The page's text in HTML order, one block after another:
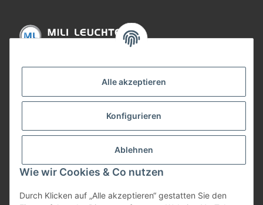
Alle akzeptieren
Konfigurieren
Ablehnen
Wie wir Cookies & Co nutzen
Durch Klicken auf „Alle akzeptieren“ gestatten Sie den
Gesetzliche Informationen
Bezahlung